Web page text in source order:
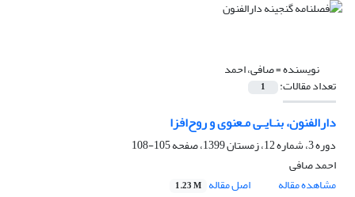
نویسنده =صافی، احمد
تعداد مقالات: 1
دارالفنون، بنـایـی مـعنوی و روح‌افزا
دوره 3، شماره 12، زمستان 1399، صفحه
105-108
احمد صافی
مشاهده مقاله
اصل مقاله 1.23 M